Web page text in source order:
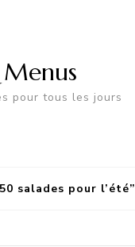
pour tous les jours
salades pour l’été”